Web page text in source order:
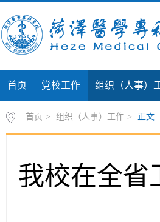
首页 党校工作 组织（人事）
首页 > 组织（人事）工作 > 正文
我校在全省